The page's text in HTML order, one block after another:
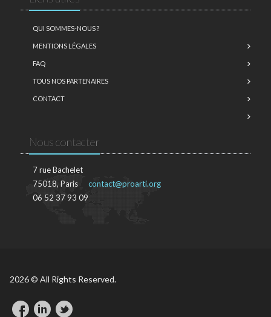
QUI SOMMES-NOUS ?
MENTIONS LÉGALES
FAQ
TOUS NOS PARTENAIRES
CONTACT
Nous contacter
7 rue Bachelet
75018, Paris
06 52 37 93 09
contact@proarti.org
2026 © All Rights Reserved.